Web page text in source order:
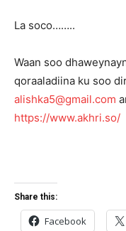
La soco……..
Waan soo
qoraaladiina ku soo
alishka5@gmail.com
https://www.akhri.so/
Share this:
Facebook